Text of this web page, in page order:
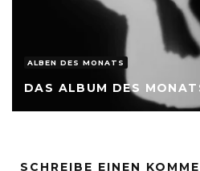
ALBEN DES MONATS
DAS ALBUM DES
SCHREIBE EINEN